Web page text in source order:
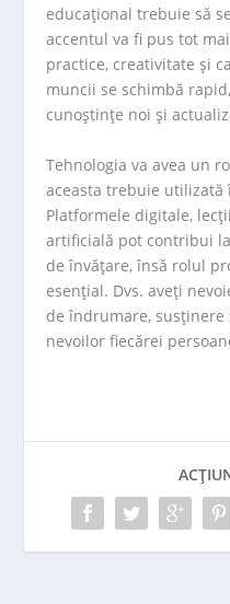
educațional trebuie să
accentul va fi pus tot
practice, creativitate și
muncii se schimbă
cunoștințe noi și
Tehnologia va avea un
aceasta trebuie
Platformele digitale,
artificială pot contribui
de învățare, însă rolul
esențial. Dvs. aveți
de îndrumare,
nevoilor fiecărei